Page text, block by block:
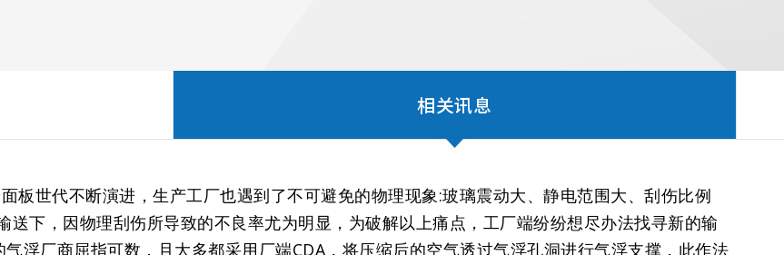
相关讯息
板世代不断演进，生产工厂也遇到了不可避免的物理现象:玻璃震动大、静电范围大、刮伤比例
下，因物理刮伤所导致的不良率尤为明显，为破解以上痛点，工厂端纷纷想尽办法找寻新的输
浮厂商屈指可数，且大多都采用厂端CDA，将压缩后的空气透过气浮孔洞进行气浮支撑，此作法